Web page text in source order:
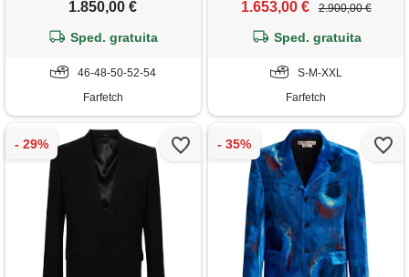
1.850,00 €
Sped. gratuita
46-48-50-52-54
Farfetch
1.653,00 € 2.900,00 €
Sped. gratuita
S-M-XXL
Farfetch